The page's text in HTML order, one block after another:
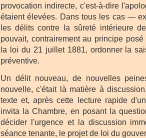
provocation indirecte, c'est-à-dire
étaient élevées. Dans tous les cas —
les délits contre la sûreté intérieure
pouvait, contrairement au principe
la loi du 21 juillet 1881, ordonner la
préventive.
Un délit nouveau, de nouvelles
nouvelle, c'était là matière à
texte et, après cette lecture rapide
invita la Chambre, en posant la
décider l'urgence et la discussion
séance tenante, le projet de loi du